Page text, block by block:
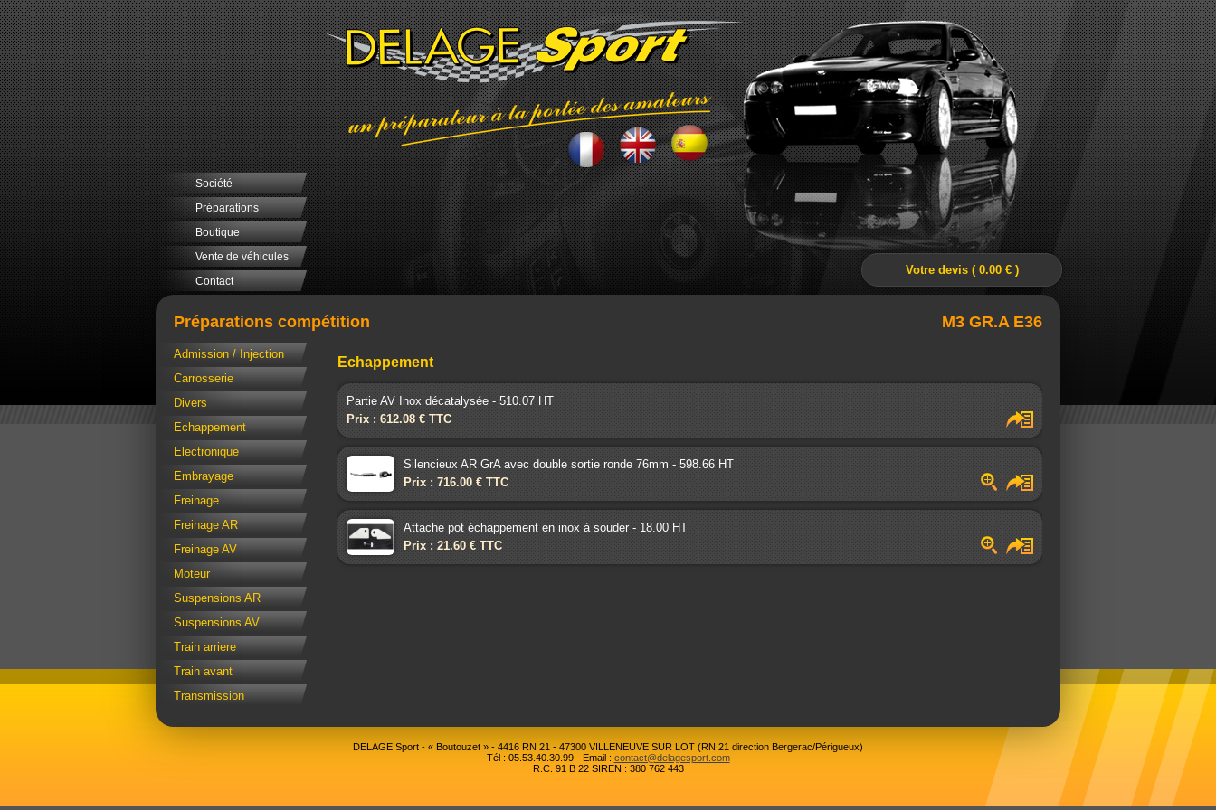
Société
Préparations
Boutique
Vente de véhicules
Contact
M3 GR.A E36
Préparations compétition
Votre devis ( 0.00 € )
Admission / Injection
Carrosserie
Divers
Echappement
Electronique
Embrayage
Freinage
Freinage AR
Freinage AV
Moteur
Suspensions AR
Suspensions AV
Train arriere
Train avant
Transmission
Echappement
Partie AV Inox décatalysée - 510.07 HT
Prix : 612.08 € TTC
Silencieux AR GrA avec double sortie ronde 76mm - 598.66 HT
Prix : 716.00 € TTC
Attache pot échappement en inox à souder - 18.00 HT
Prix : 21.60 € TTC
DELAGE Sport - « Boutouzet » - 4416 RN 21 - 47300 VILLENEUVE SUR LOT (RN 21 direction Bergerac/Périgueux)
Tél : 05.53.40.30.99 - Email : contact@delagesport.com
R.C. 91 B 22 SIREN : 380 762 443